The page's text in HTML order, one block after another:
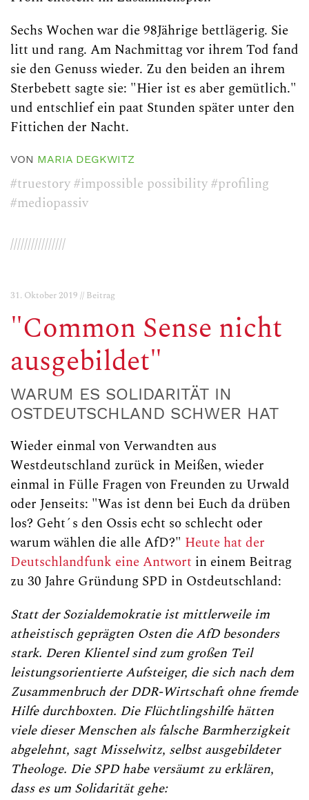
Sechs Wochen war die 98Jährige bettlägerig. Sie
litt und rang. Am Nachmittag vor ihrem Tod fand
sie den Genuss wieder. Zu den beiden an ihrem
Sterbebett sagte sie: "Hier ist es aber gemütlich."
und entschlief ein paat Stunden später unter den
Fittichen der Nacht.
VON MARIA DEGKWITZ
#truestory#impossible possibility#profiling
#mediopassiv
////////////////
31. Oktober 2019 // Beitrag
"Common Sense nicht
ausgebildet"
WARUM ES SOLIDARITÄT IN
OSTDEUTSCHLAND SCHWER HAT
Wieder einmal von Verwandten aus
Westdeutschland zurück in Meißen, wieder
einmal in Fülle Fragen von Freunden zu Urwald
oder Jenseits: "Was ist denn bei Euch da drüben
los? Geht´s den Ossis echt so schlecht oder
warum wählen die alle AfD?" Heute hat der
Deutschlandfunk eine Antwort in einem Beitrag
zu 30 Jahre Gründung SPD in Ostdeutschland:
Statt der Sozialdemokratie ist mittlerweile im
atheistisch geprägten Osten die AfD besonders
stark. Deren Klientel sind zum großen Teil
leistungsorientierte Aufsteiger, die sich nach dem
Zusammenbruch der DDR-Wirtschaft ohne fremde
Hilfe durchboxten. Die Flüchtlingshilfe hätten
viele dieser Menschen als falsche Barmherzigkeit
abgelehnt, sagt Misselwitz, selbst ausgebildeter
Theologe. Die SPD habe versäumt zu erklären,
dass es um Solidarität gehe: